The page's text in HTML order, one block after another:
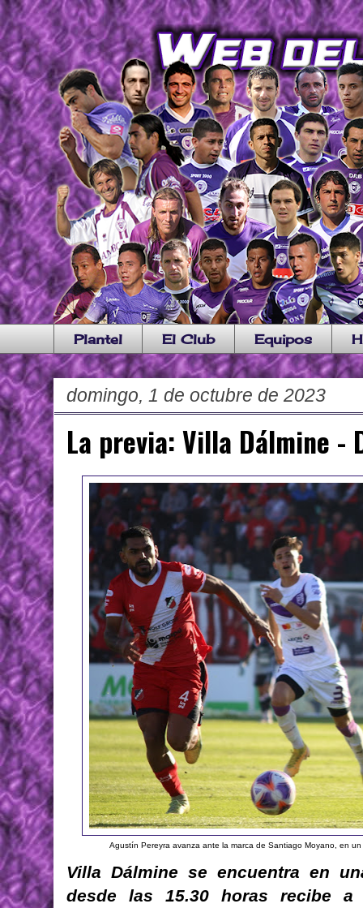
Plantel El Club Equipos
domingo, 1 de octubre de 2023
La previa: Villa Dálmine -
Agustín Pereyra avanza ante la marca de Santiago Moyano, en
Villa Dálmine se encuentra en
desde las 15.30 horas recibe a